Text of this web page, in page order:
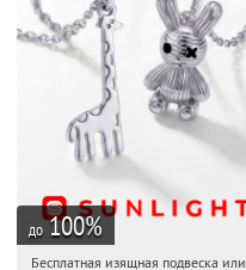
до 100%
Бесплатная изящная подвеска или